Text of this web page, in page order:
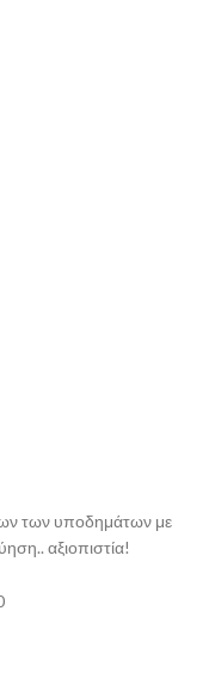
των υποδημάτων με
αξιοπιστία!